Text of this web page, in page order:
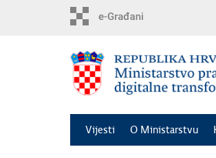
Vijesti O Ministarstvu